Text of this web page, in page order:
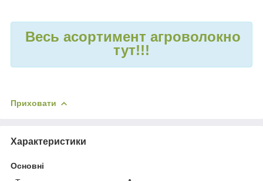
Весь асортимент агроволокно
тут!!!
Приховати
Характеристики
Основні